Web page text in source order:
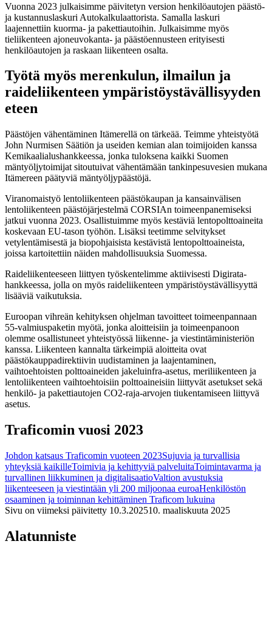
Vuonna 2023 julkaisimme päivitetyn version henkilöautojen päästö-
ja kustannuslaskuri Autokalkulaattorista. Samalla laskuri
laajennettiin kuorma- ja pakettiautoihin. Julkaisimme myös
tieliikenteen ajoneuvokanta- ja päästöennusteen erityisesti
henkilöautojen ja raskaan liikenteen osalta.
Työtä myös merenkulun, ilmailun ja
raideliikenteen ympäristöystävällisyyden
eteen
Päästöjen vähentäminen Itämerellä on tärkeää. Teimme yhteistyötä
John Nurmisen Säätiön ja useiden kemian alan toimijoiden kanssa
Kemikaalialushankkeessa, jonka tuloksena kaikki Suomen
mäntyöljytoimijat sitoutuivat vähentämään tankinpesuvesien mukana
Itämereen päätyviä mäntyöljypäästöjä.
Viranomaistyö lentoliikenteen päästökaupan ja kansainvälisen
lentoliikenteen päästöjärjestelmä CORSIAn toimeenpanemiseksi
jatkui vuonna 2023. Osallistuimme myös kestäviä lentopolttoaineita
koskevaan EU-tason työhön. Lisäksi teetimme selvitykset
vetylentämisestä ja biopohjaisista kestävistä lentopolttoaineista,
joissa kartoitettiin näiden mahdollisuuksia Suomessa.
Raideliikenteeseen liittyen työskentelimme aktiivisesti Digirata-
hankkeessa, jolla on myös raideliikenteen ympäristöystävällisyyttä
lisääviä vaikutuksia.
Euroopan vihreän kehityksen ohjelman tavoitteet toimeenpannaan
55-valmiuspaketin myötä, jonka aloitteisiin ja toimeenpanoon
olemme osallistuneet yhteistyössä liikenne- ja viestintäministeriön
kanssa. Liikenteen kannalta tärkeimpiä aloitteita ovat
päästökauppadirektiivin uudistaminen ja laajentaminen,
vaihtoehtoisten polttoaineiden jakeluinfra-asetus, meriliikenteen ja
lentoliikenteen vaihtoehtoisiin polttoaineisiin liittyvät asetukset sekä
henkilö- ja pakettiautojen CO2-raja-arvojen tiukentamiseen liittyvä
asetus.
Traficomin vuosi 2023
Johdon katsaus Traficomin vuoteen 2023Sujuvia ja turvallisia
yhteyksiä kaikilleToimivia ja kehittyviä palveluitaToimintavarma ja
turvallinen liikkuminen ja digitalisaatioValtion avustuksia
liikenteeseen ja viestintään yli 200 miljoonaa euroaHenkilöstön
osaaminen ja toiminnan kehittäminen Traficom lukuina
Sivu on viimeksi päivitetty 10.3.202510. maaliskuuta 2025
Alatunniste